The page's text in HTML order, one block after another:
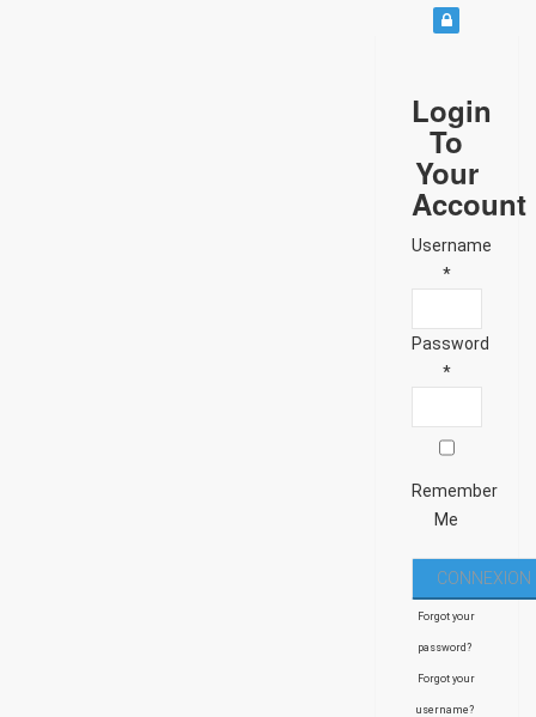
Login
To
Your
Account
Username
*
Password
*
Remember
Me
Forgot your
password?
Forgot your
username?